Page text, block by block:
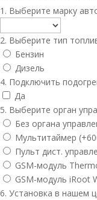
1. Выберите марку
2. Выберите тип
Бензин
Дизель
4. Подключить
Да
5. Выберите орган
Без органа
Мультитаймер
Пульт дист.
GSM-модуль
GSM-модуль iRoot
6. Установка в нашем